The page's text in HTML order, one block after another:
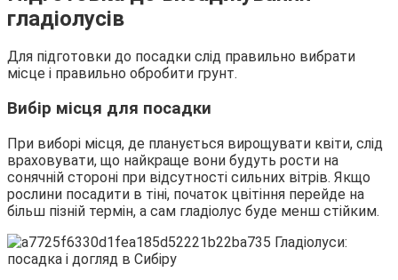
гладіолусів
Для підготовки до посадки слід правильно вибрати
місце і правильно обробити грунт.
Вибір місця для посадки
При виборі місця, де планується вирощувати квіти, слід
враховувати, що найкраще вони будуть рости на
сонячній стороні при відсутності сильних вітрів. Якщо
рослини посадити в тіні, початок цвітіння перейде на
більш пізній термін, а сам гладіолус буде менш стійким.